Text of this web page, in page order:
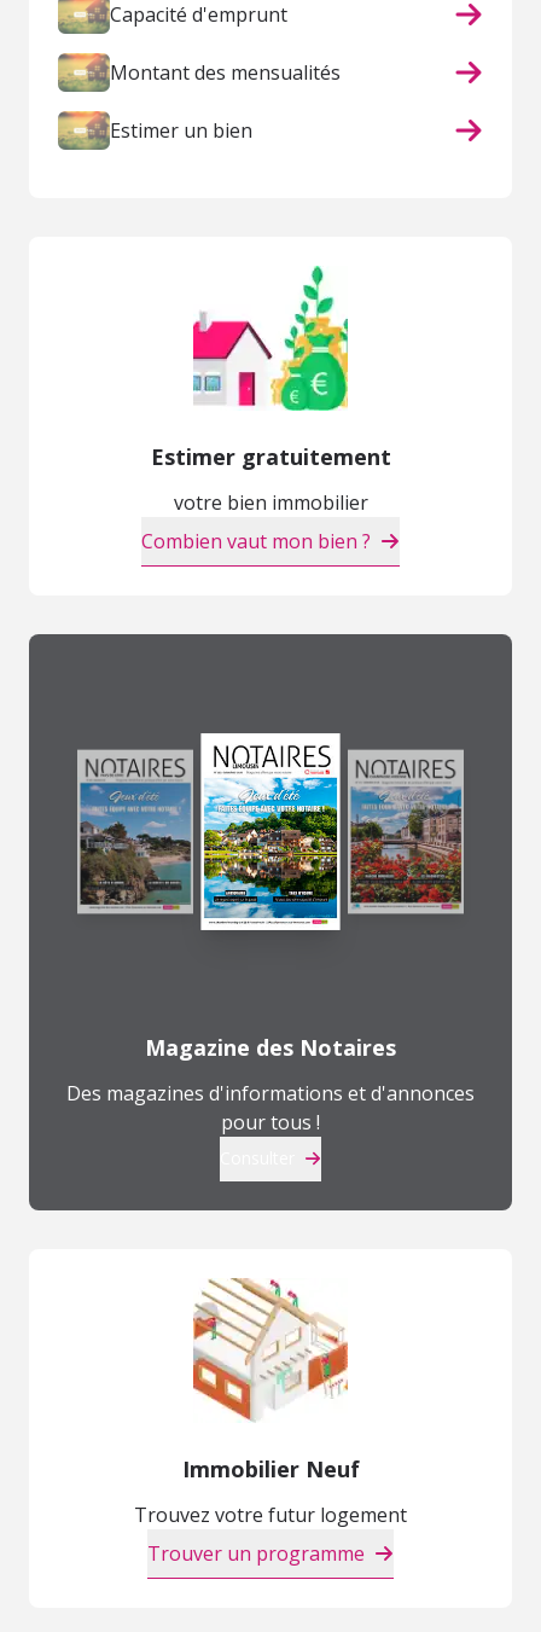
Capacité d'emprunt
Montant des mensualités
Estimer un bien
Estimer gratuitement
votre bien immobilier
Combien vaut mon bien ?
Magazine des Notaires
Des magazines d'informations et d'annonces
pour tous !
Immobilier Neuf
Trouvez votre futur logement
Trouver un programme